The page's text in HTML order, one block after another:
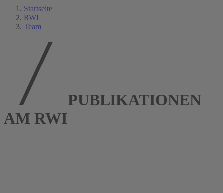
Startseite
RWI
Team
PUBLIKATIONEN
AM RWI